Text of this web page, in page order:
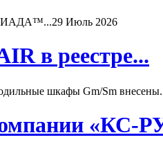
29 Июль 2026
в реестре...
шкафы Gm/Sm
«КС-